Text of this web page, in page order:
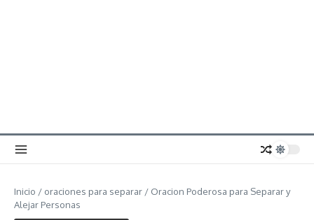
Inicio / oraciones para separar / Oracion Poderosa para Separar y
Alejar Personas